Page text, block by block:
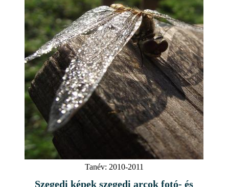
Tanév: 2010-2011
Szegedi képek szegedi arcok fotó- és